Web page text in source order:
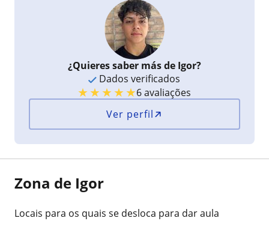
¿Quieres saber más de Igor?
Dados verificados
★★★★★6 avaliações
Ver perfil
Zona de Igor
Locais para os quais se desloca para dar aula